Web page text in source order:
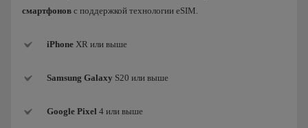
смартфонов с поддержкой технологии eSIM.
iPhone XR или выше
Samsung Galaxy S20 или выше
Google Pixel 4 или выше